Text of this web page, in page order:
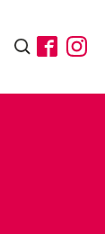
Rechercher :